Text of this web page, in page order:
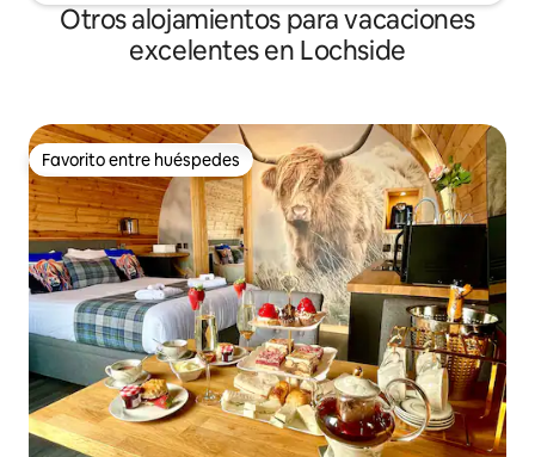
Otros alojamientos para vacaciones
excelentes en Lochside
Favorito entre huéspedes
Favorito entre huéspedes